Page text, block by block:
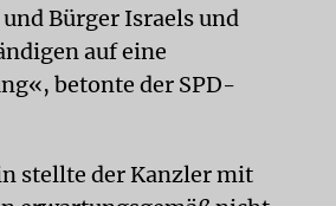
Bürger Israels und
auf eine
betonte der SPD-
stellte der Kanzler mit